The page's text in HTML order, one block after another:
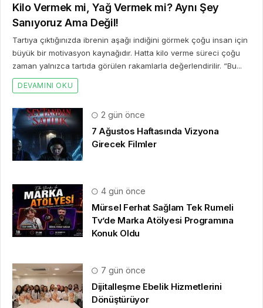
Kilo Vermek mi, Yağ Vermek mi? Aynı Şey
Sanıyoruz Ama Değil!
Tartıya çıktığınızda ibrenin aşağı indiğini görmek çoğu insan için
büyük bir motivasyon kaynağıdır. Hatta kilo verme süreci çoğu
zaman yalnızca tartıda görülen rakamlarla değerlendirilir. “Bu...
DEVAMINI OKU
2 gün önce
7 Ağustos Haftasında Vizyona
Girecek Filmler
4 gün önce
Mürsel Ferhat Sağlam Tek Rumeli
Tv’de Marka Atölyesi Programına
Konuk Oldu
7 gün önce
Dijitalleşme Ebelik Hizmetlerini
Dönüştürüyor